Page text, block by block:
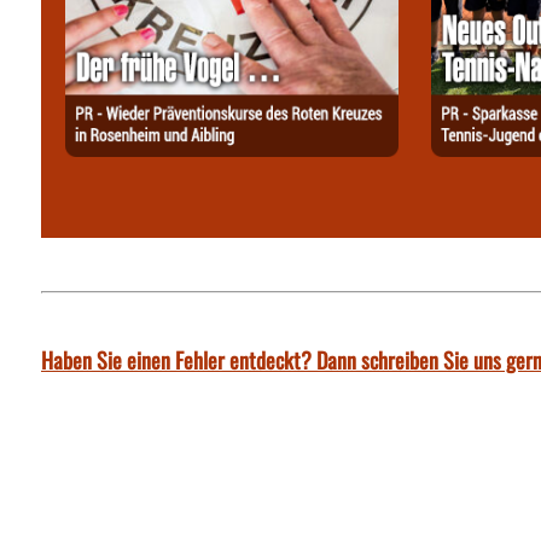
Haben Sie einen Fehler entdeckt? Dann schreiben Sie uns